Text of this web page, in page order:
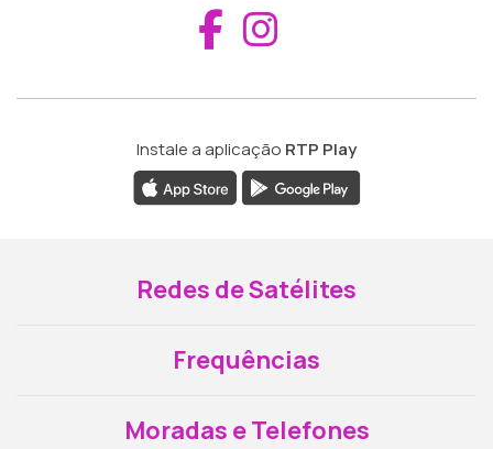
Aceder ao
Instale a aplicação RTP Play
Redes de Satélites
Frequências
Moradas e Telefones